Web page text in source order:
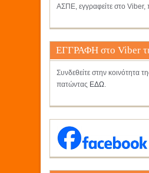
ΑΣΠΕ, εγγραφείτε στο Viber,
ΕΓΓΡΑΦΗ στο Viber
Συνδεθείτε στην κοινότητα
πατώντας ΕΔΩ.